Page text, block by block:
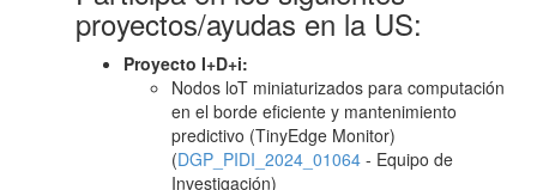
proyectos/ayudas en la US:
Proyecto I+D+i:
Nodos loT miniaturizados para computación
en el borde eficiente y mantenimiento
predictivo (TinyEdge Monitor)
(DGP_PIDI_2024_01064- Equipo de
Investigación)